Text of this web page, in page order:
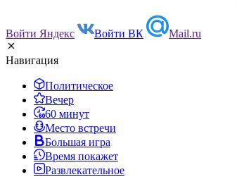
Войти Яндекс Войти ВК Mail.ru
Навигация
Политическое
Вечер
60 минут
Место встречи
Большая игра
Время покажет
Развлекательное